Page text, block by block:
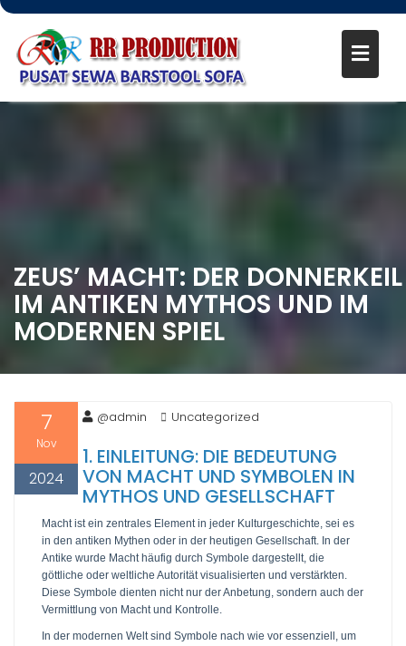
ZEUS’ MACHT: DER DONNERKEIL
IM ANTIKEN MYTHOS UND IM
MODERNEN SPIEL
7
Nov
2024
@admin Uncategorized
1. EINLEITUNG: DIE BEDEUTUNG
VON MACHT UND SYMBOLEN IN
MYTHOS UND GESELLSCHAFT
Macht ist ein zentrales Element in jeder Kulturgeschichte, sei es
in den antiken Mythen oder in der heutigen Gesellschaft. In der
Antike wurde Macht häufig durch Symbole dargestellt, die
göttliche oder weltliche Autorität visualisierten und verstärkten.
Diese Symbole dienten nicht nur der Anbetung, sondern auch der
Vermittlung von Macht und Kontrolle.
In der modernen Welt sind Symbole nach wie vor essenziell, um